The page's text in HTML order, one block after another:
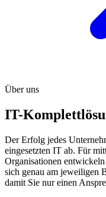
Über uns
IT-
Der Erfolg jedes
eingesetzten IT ab. Für
Organisationen
sich genau am jeweiligen
damit Sie nur einen